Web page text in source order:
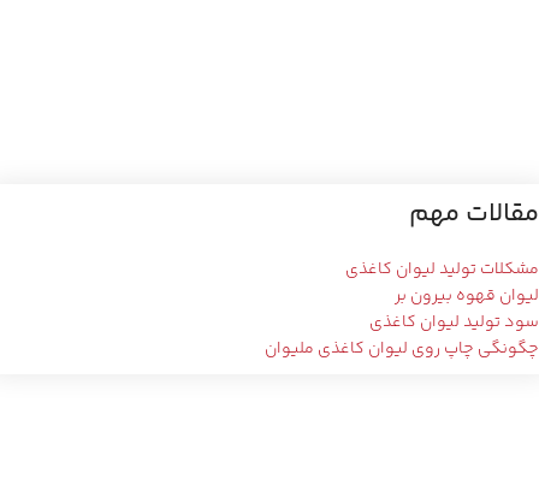
مقالات مهم
مشکلات تولید لیوان کاغذی
لیوان قهوه بیرون بر
سود تولید لیوان کاغذی
چگونگی چاپ روی لیوان کاغذی ملیوان